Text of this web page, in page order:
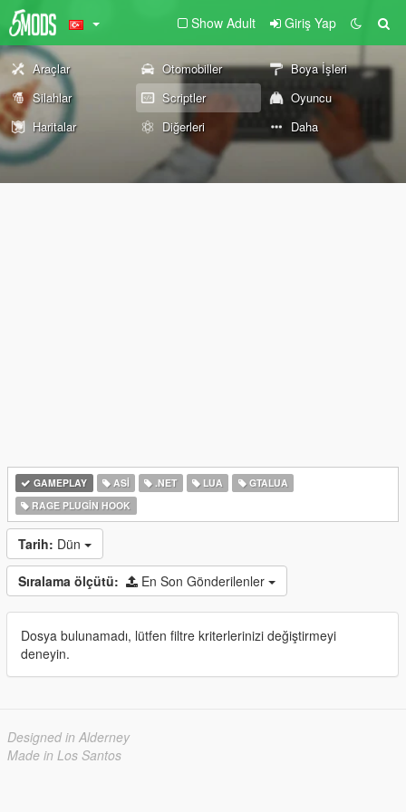
Show Adult Giriş Yap
Araçlar Otomobiller
Boya İşleri
Silahlar
Scriptler
Oyuncu
Haritalar
Diğerleri Daha
GAMEPLAY ASI .NET LUA
GTALUA
RAGE PLUGIN HOOK
Tarih: Dün
Sıralama ölçütü: En Son Gönderilenler
Dosya bulunamadı, lütfen filtre kriterlerinizi değiştirmeyi
deneyin.
Designed in Alderney
Made in Los Santos